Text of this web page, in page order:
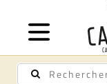
Café